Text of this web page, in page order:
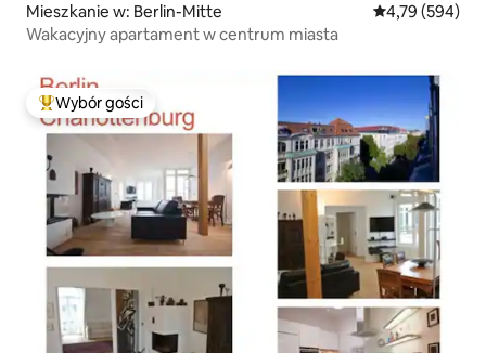
Mieszkanie w: Berlin-Mitte Średnia
4,79 (594)
Wakacyjny apartament w centrum miasta
Najpopularniejsze z kategorii Wybór gości
Wybór gości